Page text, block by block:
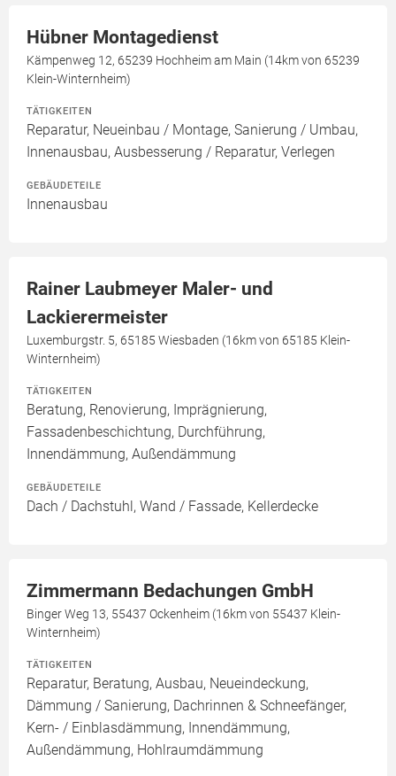
Hübner Montagedienst
Kämpenweg 12, 65239 Hochheim am Main (14km von 65239
Klein-Winternheim)
TÄTIGKEITEN
Reparatur, Neueinbau / Montage, Sanierung / Umbau,
Innenausbau, Ausbesserung / Reparatur, Verlegen
GEBÄUDETEILE
Innenausbau
Rainer Laubmeyer Maler- und
Lackierermeister
Luxemburgstr. 5, 65185 Wiesbaden (16km von 65185 Klein-
Winternheim)
TÄTIGKEITEN
Beratung, Renovierung, Imprägnierung,
Fassadenbeschichtung, Durchführung,
Innendämmung, Außendämmung
GEBÄUDETEILE
Dach / Dachstuhl, Wand / Fassade, Kellerdecke
Zimmermann Bedachungen GmbH
Binger Weg 13, 55437 Ockenheim (16km von 55437 Klein-
Winternheim)
TÄTIGKEITEN
Reparatur, Beratung, Ausbau, Neueindeckung,
Dämmung / Sanierung, Dachrinnen & Schneefänger,
Kern- / Einblasdämmung, Innendämmung,
Außendämmung, Hohlraumdämmung